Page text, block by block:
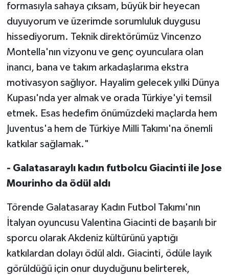
formasıyla sahaya çıksam, büyük bir heyecan
duyuyorum ve üzerimde sorumluluk duygusu
hissediyorum. Teknik direktörümüz Vincenzo
Montella'nın vizyonu ve genç oyunculara olan
inancı, bana ve takım arkadaşlarıma ekstra
motivasyon sağlıyor. Hayalim gelecek yılki Dünya
Kupası'nda yer almak ve orada Türkiye'yi temsil
etmek. Esas hedefim önümüzdeki maçlarda hem
Juventus'a hem de Türkiye Milli Takımı'na önemli
katkılar sağlamak."
- Galatasaraylı kadın futbolcu Giacinti ile Jose
Mourinho da ödül aldı
Törende Galatasaray Kadın Futbol Takımı'nın
İtalyan oyuncusu Valentina Giacinti de başarılı bir
sporcu olarak Akdeniz kültürünü yaptığı
katkılardan dolayı ödül aldı. Giacinti, ödüle layık
görüldüğü için onur duyduğunu belirterek,